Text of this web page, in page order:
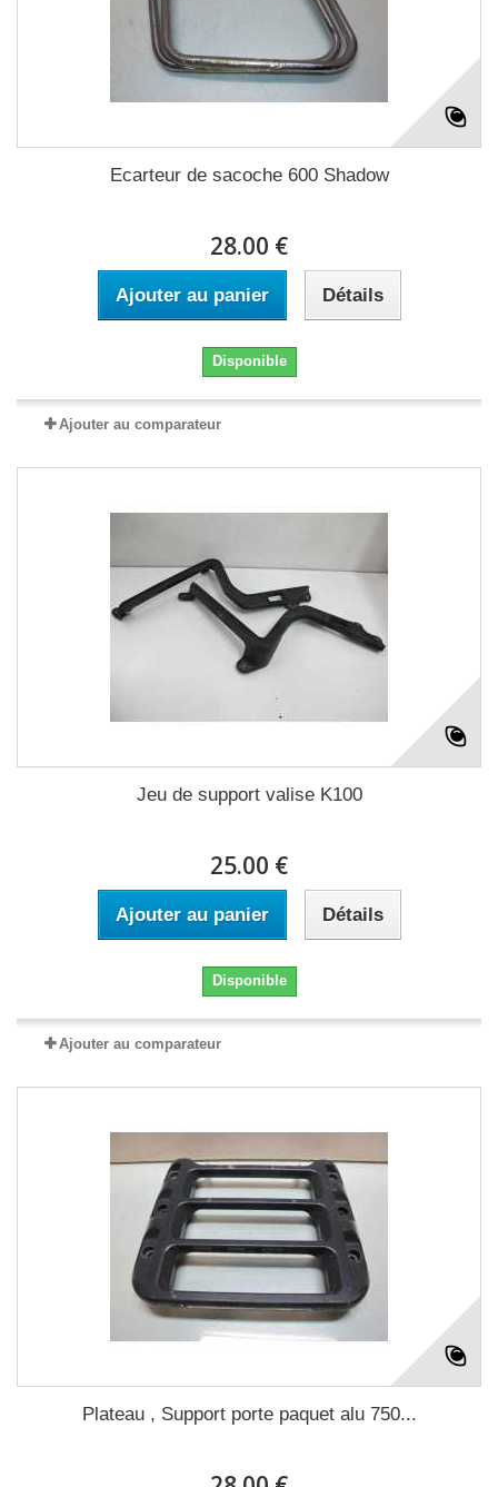
Ecarteur de sacoche 600 Shadow
28.00 €
Ajouter au panier Détails
Disponible
Ajouter au comparateur
Jeu de support valise K100
25.00 €
Ajouter au panier Détails
Disponible
Ajouter au comparateur
Plateau , Support porte paquet alu 750...